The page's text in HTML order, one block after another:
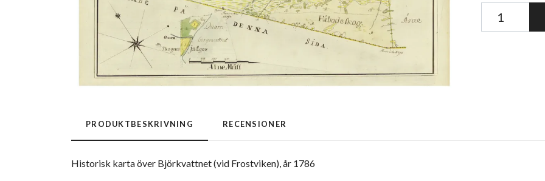
PRODUKTBESKRIVNING RECENSIONER
Historisk karta över Björkvattnet (vid Frostviken), år 1786